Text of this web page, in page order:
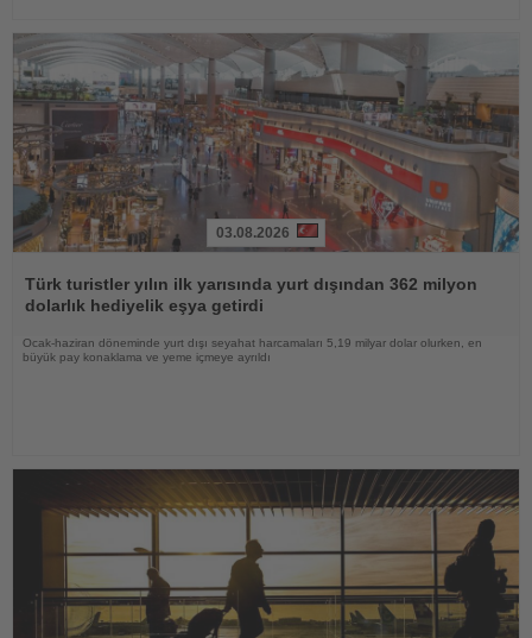
Oku
03.08.2026
Türk turistler yılın ilk yarısında yurt dışından 362 milyon
dolarlık hediyelik eşya getirdi
Ocak-haziran döneminde yurt dışı seyahat harcamaları 5,19 milyar dolar olurken, en
büyük pay konaklama ve yeme içmeye ayrıldı